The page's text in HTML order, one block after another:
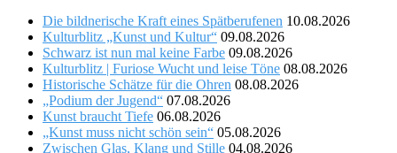
Die bildnerische Kraft eines Spätberufenen 10.08.2026
Kulturblitz „Kunst und Kultur“ 09.08.2026
Schwarz ist nun mal keine Farbe 09.08.2026
Kulturblitz | Furiose Wucht und leise Töne 08.08.2026
Historische Schätze für die Ohren 08.08.2026
„Podium der Jugend“ 07.08.2026
Kunst braucht Tiefe 06.08.2026
„Kunst muss nicht schön sein“ 05.08.2026
Zwischen Glas, Klang und Stille 04.08.2026